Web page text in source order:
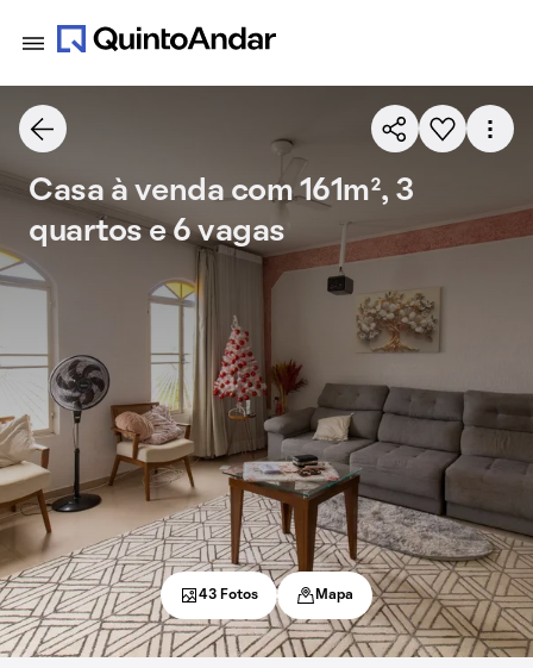
Casa à venda com 161m², 3
quartos e 6 vagas
43 Fotos Mapa